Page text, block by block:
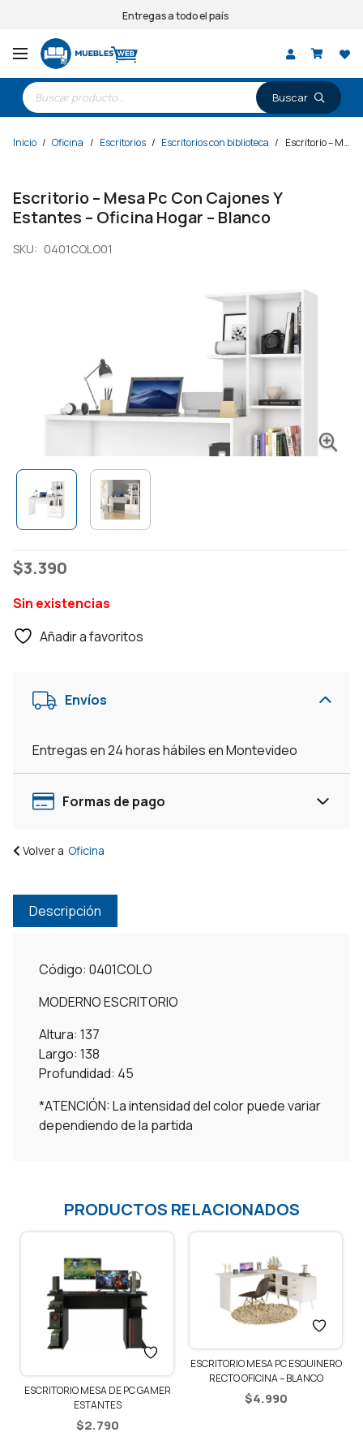
Entregas a todo el país
Búsqueda
de
productos
Inicio / Oficina / Escritorios / Escritorios con biblioteca / Escritorio – Mesa Pc Con Cajones Y Estantes – Oficina Hogar – Blanco
Escritorio – Mesa Pc Con Cajones Y
Estantes – Oficina Hogar – Blanco
SKU: 0401COLO01
$3.390
Sin existencias
Añadir a favoritos
Envíos
Entregas en 24 horas hábiles en Montevideo
Formas de pago
Volver a Oficina
Descripción
Código: 0401COLO
MODERNO ESCRITORIO
Altura: 137
Largo: 138
Profundidad: 45
*ATENCIÓN: La intensidad del color puede variar
dependiendo de la partida
PRODUCTOS RELACIONADOS
ESCRITORIO MESA DE PC GAMER
ESTANTES
$2.790
ESCRITORIO MESA PC ESQUINERO
RECTO OFICINA – BLANCO
$4.990